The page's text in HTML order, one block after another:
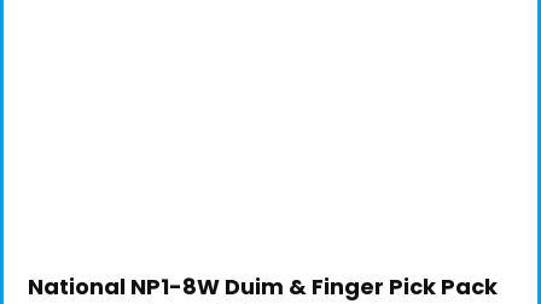
National NP1-8W Duim & Finger Pick Pack